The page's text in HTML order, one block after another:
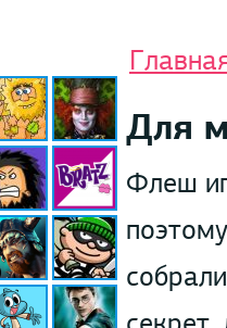
Для
Флеш